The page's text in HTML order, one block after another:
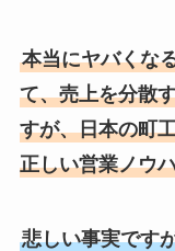
本当にヤバくな
て、売上を分散
すが、日本の町
正しい営業ノウ
悲しい事実です